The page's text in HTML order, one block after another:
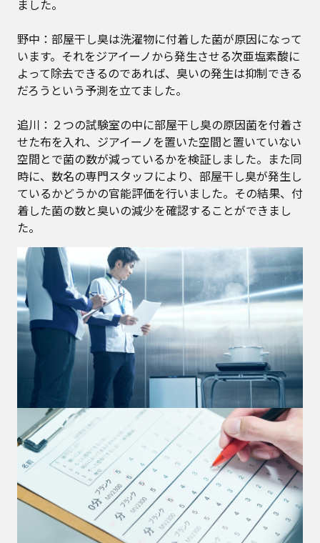
ました。
野中：部屋干し臭は洗濯物に付着した菌が原因になって
います。それをジアイーノから発生させる次亜塩素酸に
よって除去できるのであれば、臭いの発生は抑制できる
だろうという予測を立てました。
追川：２つの試験室の中に部屋干し臭の原因菌を付着さ
せた布を入れ、ジアイーノを置いた空間と置いていない
空間とで菌の数が減っているかを検証しました。また同
時に、数名の専門スタッフにより、部屋干し臭が発生し
ているかどうかの官能評価を行いました。その結果、付
着した菌の数と臭いの減少を確認することができまし
た。